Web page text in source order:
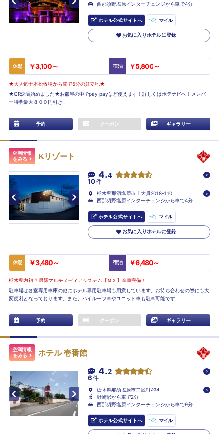
西那須野塩原インターチェンジから車で4分
ホテル公式サイトへ マイル
お気に入りホテルに登録
休憩 ￥3,100～ 宿泊 ￥5,800～
★大人気千本松牧場から車で5分の好立地★
★QR決済始めました★お部屋の中でpay payなど使えます！詳しくはホテナビへ！メンバ
ー特典最大８００円引き
予約 クーポン ギャラリー
空満情報
をみる
Kリゾート
4.4
10件
栃木県那須塩原市上大貫2018-110
西那須野塩原インターチェンジから車で4分
ホテル公式サイトへ マイル
お気に入りホテルに登録
休憩 ￥3,480～ 宿泊 ￥6,480～
栃木県内初!? 最新マルチメディアシステム【ＭＸ】全室完備！
駐車場は各室専用車庫の他にホテル専用駐車場も用意しています。お待ち合わせの際にも大
変便利となっております。また、ハイルーフ車やユニット車も駐車可能です
予約 クーポン ギャラリー
空満情報
をみる
ホテル 壱番館
4.2
6件
栃木県那須塩原市二区町494
野崎駅から車で2分
西那須野塩原インターチェンジから車で9分
ホテル公式サイトへ マイル